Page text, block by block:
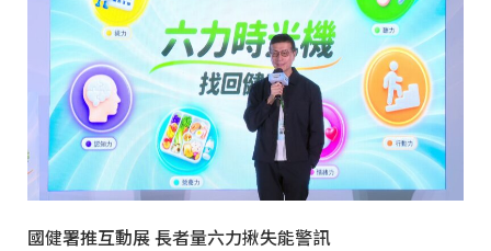
國健署推互動展 長者量六力揪失能警訊